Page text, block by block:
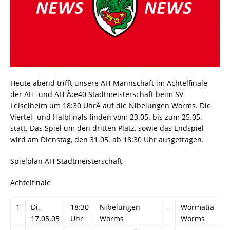
Heute abend trifft unsere AH-Mannschaft im Achtelfinale
der AH- und AH-Ãœ40 Stadtmeisterschaft beim SV
Leiselheim um 18:30 UhrÂ auf die Nibelungen Worms. Die
Viertel- und Halbfinals finden vom 23.05. bis zum 25.05.
statt. Das Spiel um den dritten Platz, sowie das Endspiel
wird am Dienstag, den 31.05. ab 18:30 Uhr ausgetragen.
Spielplan AH-Stadtmeisterschaft
Achtelfinale
1
Di.,
17.05.05
18:30
Uhr
Nibelungen
Worms
–
Wormatia
Worms